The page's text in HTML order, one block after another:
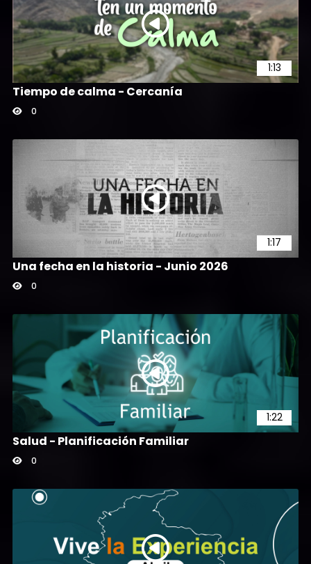
1:13
Tiempo de calma - Cercanía
0
1:17
Una fecha en la historia - Junio 2026
0
1:22
Salud - Planificación Familiar
0